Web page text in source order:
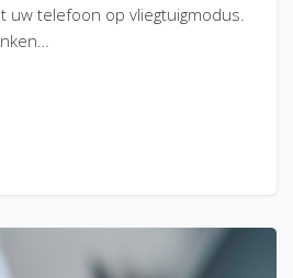
uw telefoon op vliegtuigmodus.